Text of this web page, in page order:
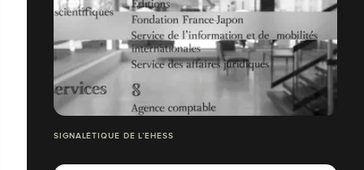
SIGNALÉTIQUE DE L’EHESS